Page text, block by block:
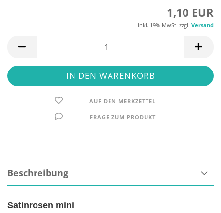
1,10 EUR
inkl. 19% MwSt. zzgl. Versand
AUF DEN MERKZETTEL
FRAGE ZUM PRODUKT
Beschreibung
Satinrosen mini